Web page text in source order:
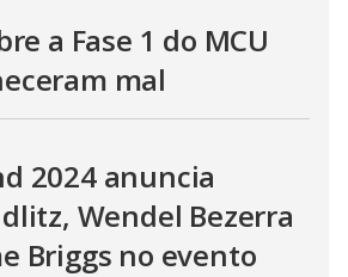
a Fase 1 do MCU
mal
2024 anuncia
Wendel Bezerra
Briggs no evento